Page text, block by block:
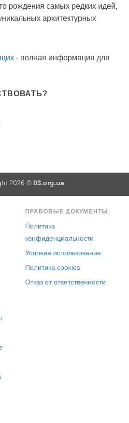
рождения самых редких идей,
архитектурных
- полная информация для
2026 © 03.org.ua
ПРАВОВЫЕ ДОКУМЕНТЫ
Политика
конфиденциальности
Условия использования
Политика cookies
Отказ от ответственности